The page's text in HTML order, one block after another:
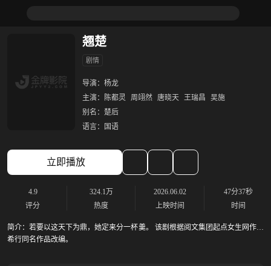
翘楚
剧情
导演： 杨龙
主演：
陈都灵 周翊然 唐晓天 王瑞昌
吴施
别名： 楚后
语言：
国语
立即播放
4.9
评分
324.1万
热度
2026.06.02
上映时间
47分37秒
时间
简介：若要以这天下为鼎，她定来分一杯羹。 该剧根据阅文集团起点女生网作者
希行同名作品改编。